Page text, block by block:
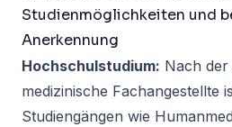
Studienmöglichkeiten und
Anerkennung
Hochschulstudium: Nach der
medizinische Fachangestellte
Studiengängen wie